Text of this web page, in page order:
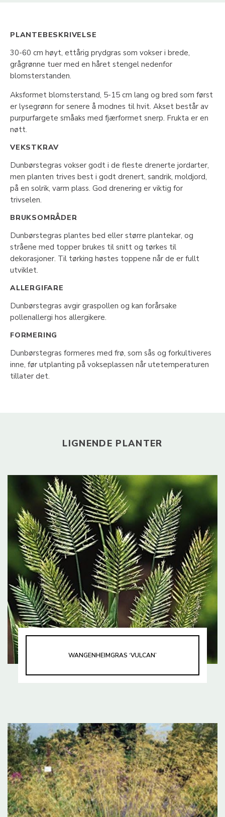
PLANTEBESKRIVELSE
30-60 cm høyt, ettårig prydgras som vokser i brede,
grågrønne tuer med en håret stengel nedenfor
blomsterstanden.
Aksformet blomsterstand, 5-15 cm lang og bred som først
er lysegrønn for senere å modnes til hvit. Akset består av
purpurfargete småaks med fjærformet snerp. Frukta er en
nøtt.
VEKSTKRAV
Dunbørstegras vokser godt i de fleste drenerte jordarter,
men planten trives best i godt drenert, sandrik, moldjord,
på en solrik, varm plass. God drenering er viktig for
trivselen.
BRUKSOMRÅDER
Dunbørstegras plantes bed eller større plantekar, og
stråene med topper brukes til snitt og tørkes til
dekorasjoner. Til tørking høstes toppene når de er fullt
utviklet.
ALLERGIFARE
Dunbørstegras avgir graspollen og kan forårsake
pollenallergi hos allergikere.
FORMERING
Dunbørstegras formeres med frø, som sås og forkultiveres
inne, før utplanting på vokseplassen når utetemperaturen
tillater det.
LIGNENDE PLANTER
WANGENHEIMGRAS ‘VULCAN’